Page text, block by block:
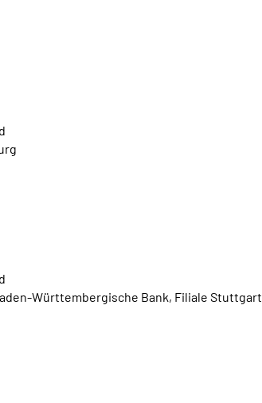
Württembergische Bank, Filiale Stuttgart